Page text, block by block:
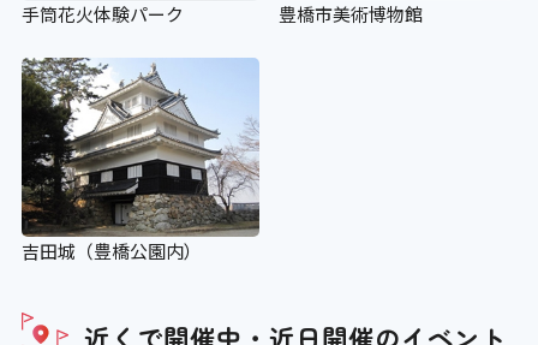
手筒花火体験パーク 豊橋市美術博物館
吉田城（豊橋公園内）
近くで開催中・近日開催のイベント